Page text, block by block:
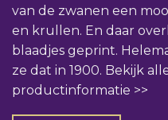
van de zwanen een
en krullen. En daar
blaadjes geprint.
ze dat in 1900. Bekijk
productinformatie >>